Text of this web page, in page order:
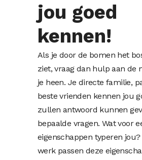
jou goed
kennen!
Als je door de bomen het
ziet, vraag dan hulp aan de
je heen. Je directe familie,
beste vrienden kennen jou
zullen antwoord kunnen
bepaalde vragen. Wat voor
eigenschappen typeren
werk passen deze